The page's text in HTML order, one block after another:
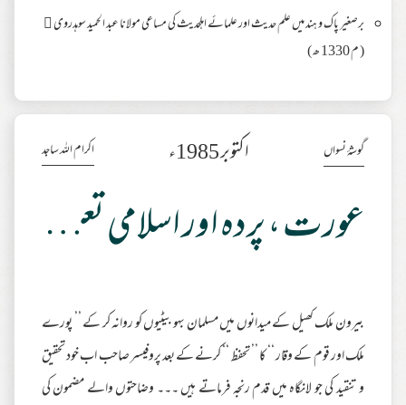
برصغیر پاک و ہند میں علم حدیث اور علمائے اہلحدیث کی مساعی مولانا عبد الحمید سوہدروی 
( م 1330 ھ )
گوشۂ نسواں اکتوبر 1985ء اکرام اللہ ساجد
عورت ، پردہ اور اسلامی تعلیمات پروفیسر وارث میر ، معرفت روزنانہ ’’ جنگ ‘‘ کے نا م!
بیرون ملک کھیل کے میدانوں میں مسلمان بہو بیٹیوں کو روانہ کر کے ’’ پورے
ملک اور قوم کے وقار ‘‘ کا ’’ تحفظ ‘‘ کرنے کے بعد پروفیسر صاحب اب خود تحقیق
و تنقید کی جو لانگاہ میں قدم رنجہ فرماتے ہیں ۔۔۔ وضاحتوں والے مضمون کی